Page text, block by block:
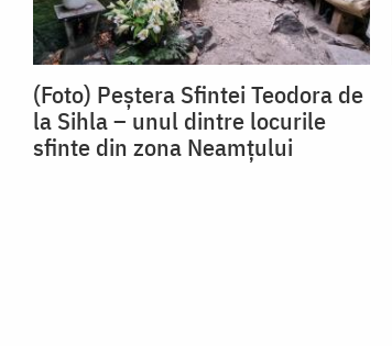
(Foto) Peștera Sfintei Teodora de
la Sihla – unul dintre locurile
sfinte din zona Neamțului